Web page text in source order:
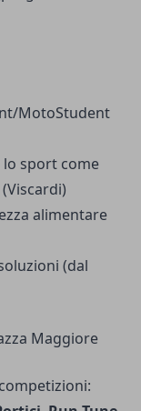
MotoStudent
lo sport come
alimentare
(dal
Maggiore